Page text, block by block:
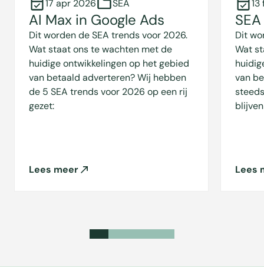
17 apr 2026 SEA
AI Max in Google Ads
Dit worden de SEA trends voor 2026.
Wat staat ons te wachten met de
huidige ontwikkelingen op het gebied
van betaald adverteren? Wij hebben
de 5 SEA trends voor 2026 op een rij
gezet:
Lees meer
Dit
Wat
van
Lees